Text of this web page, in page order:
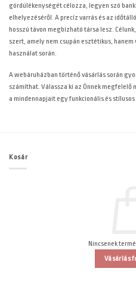
gördülékenységét célozza, legyen szó
elhelyezéséről. A precíz varrás és az
hosszú távon megbízható társa lesz.
szert, amely nem csupán esztétikus,
használat során.
Awebáruházban történő vásárlás során
számíthat. Válassza ki az Önnek
a mindennapjait egy funkcionális és
Kosár
Nincsenek
Vásárlás